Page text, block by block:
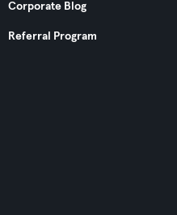
Corporate Blog
Referral Program